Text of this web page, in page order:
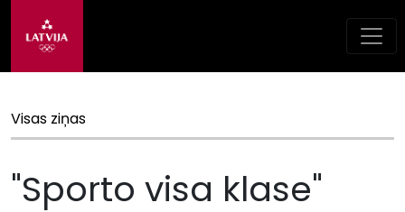
Visas ziņas
"Sporto visa klase"